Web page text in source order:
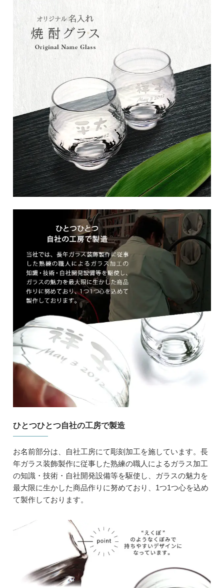
ひとつひとつ自社の工房で製造
お名前部分は、自社工房にて彫刻加工を施しています。長
年ガラス装飾製作に従事した熟練の職人によるガラス加工
の知識・技術・自社開発設備等を駆使し、ガラスの魅力を
最大限に生かした商品作りに努めており、1つ1つ心を込め
て製作しております。